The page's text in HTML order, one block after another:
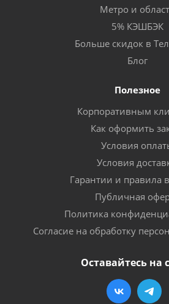
Метро и
5% КЭШБЭК
Больше скидок в
Блог
Полезное
Корпоративным
Как оформить
Условия
Условия
Гарантии и правила
Публичная
Политика
Согласие на обработку
Оставайтесь на